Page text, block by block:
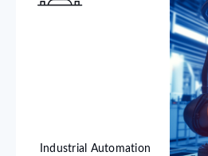
Industrial Automation